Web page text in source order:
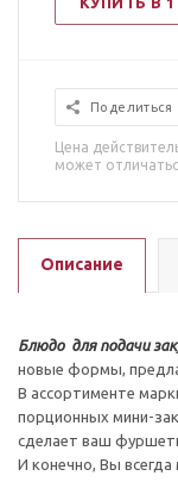
Поделиться
Цена
может
Описание
Блюдо для подачи
новые формы,
В ассортименте
порционных мини-
сделает ваш
И конечно, Вы